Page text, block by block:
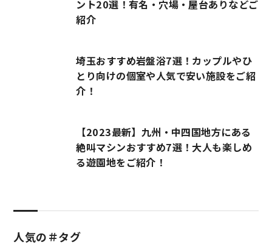
ント20選！有名・穴場・屋台ありなどご
紹介
埼玉おすすめ岩盤浴7選！カップルやひ
とり向けの個室や人気で安い施設をご紹
介！
【2023最新】九州・中四国地方にある
絶叫マシンおすすめ7選！大人も楽しめ
る遊園地をご紹介！
人気の＃タグ